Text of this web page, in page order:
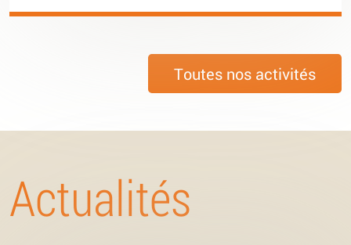
Toutes nos activités
Actualités